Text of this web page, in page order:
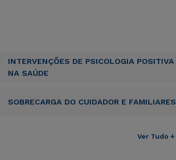
INTERVENÇÕES DE PSICOLOGIA POSITIVA
NA SAÚDE
SOBRECARGA DO CUIDADOR E FAMILIARES
Ver Tudo +